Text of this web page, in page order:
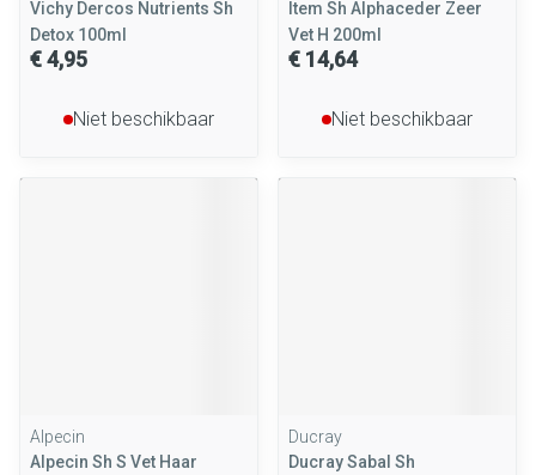
Vichy Dercos Nutrients Sh
Detox 100ml
€ 4,95
Niet beschikbaar
Item Sh Alphaceder Zeer
Vet H 200ml
€ 14,64
Niet beschikbaar
Alpecin
Alpecin Sh S Vet Haar
Ducray
Ducray Sabal Sh